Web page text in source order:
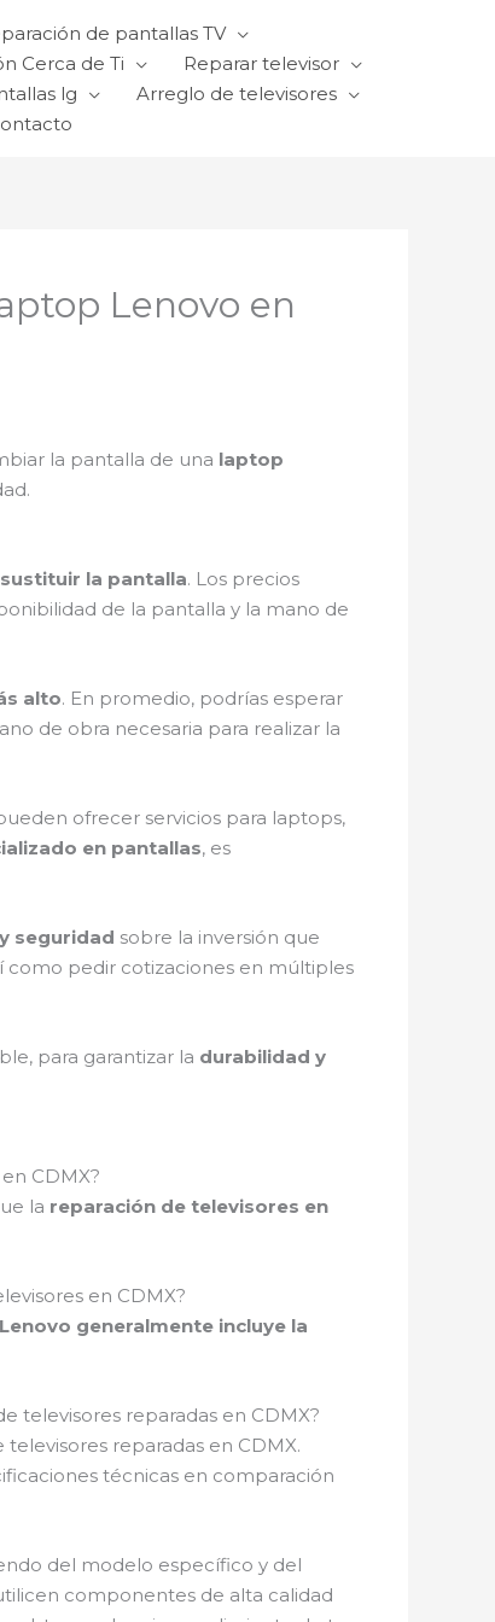
de pantallas TV
Cerca de Ti
Reparar televisor
lg
Arreglo de televisores
Lenovo en
la pantalla de una laptop
la pantalla. Los precios
de la pantalla y la mano de
alto. En promedio, podrías esperar
de obra necesaria para realizar la
ofrecer servicios para laptops,
en pantallas, es
seguridad sobre la inversión que
como pedir cotizaciones en múltiples
para garantizar la durabilidad y
CDMX?
la reparación de televisores en
en CDMX?
generalmente incluye la
televisores reparadas en CDMX?
reparadas en CDMX.
técnicas en comparación
del modelo específico y del
componentes de alta calidad